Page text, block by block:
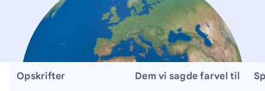
Opskrifter Dem vi sagde farvel til